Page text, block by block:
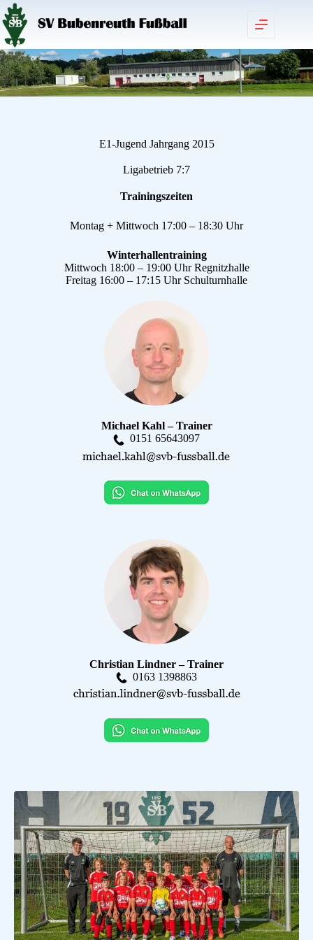
E1-Jugend Jahrgang 2015
Ligabetrieb 7:7
Trainingszeiten
Montag + Mittwoch 17:00 – 18:30 Uhr
Winterhallentraining
Mittwoch 18:00 – 19:00 Uhr Regnitzhalle
Freitag 16:00 – 17:15 Uhr Schulturnhalle
Michael Kahl – Trainer
0151 65643097
Christian Lindner – Trainer
0163 1398863